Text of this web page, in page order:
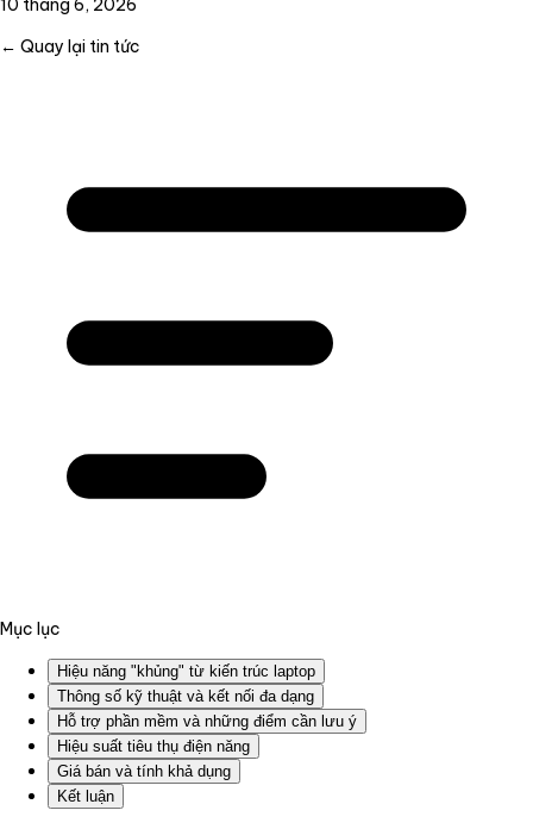
10 tháng 6, 2026
← Quay lại tin tức
Mục lục
Hiệu năng "khủng" từ kiến trúc laptop
Thông số kỹ thuật và kết nối đa dạng
Hỗ trợ phần mềm và những điểm cần lưu ý
Hiệu suất tiêu thụ điện năng
Giá bán và tính khả dụng
Kết luận